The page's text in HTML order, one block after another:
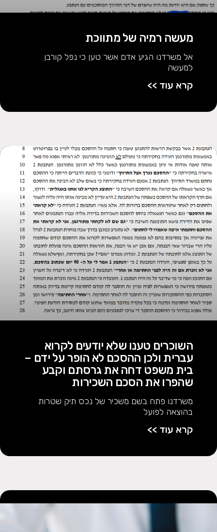
מעשה רמיה של מתווכת
אל משרדנו הגיע אדם אשר טען כי נפל קורבן
למעשה
קרא עוד >>
השוכרים טענו שלא יודעים לקרוא
עברית ולכן ההסכם לא הופר על ידם –
בית משפט דחה את גרסתם וקבע
שהפרו את הסכם השכירות
משרדנו פתח בשם משכיר של נכס תיק שטרות
בהוצאה לפועל
קרא עוד >>